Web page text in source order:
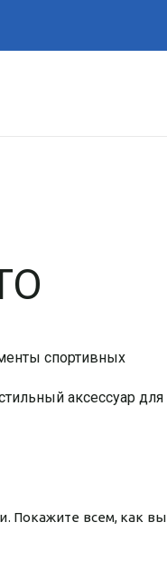
спортивных
аксессуар для
Покажите всем, как вы